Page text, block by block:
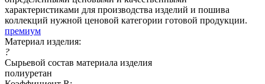
характеристиками для производства изделий и пошива
коллекций нужной ценовой категории готовой продукции.
премиум
Материал изделия:
?
Сырьевой состав материала изделия
полиуретан